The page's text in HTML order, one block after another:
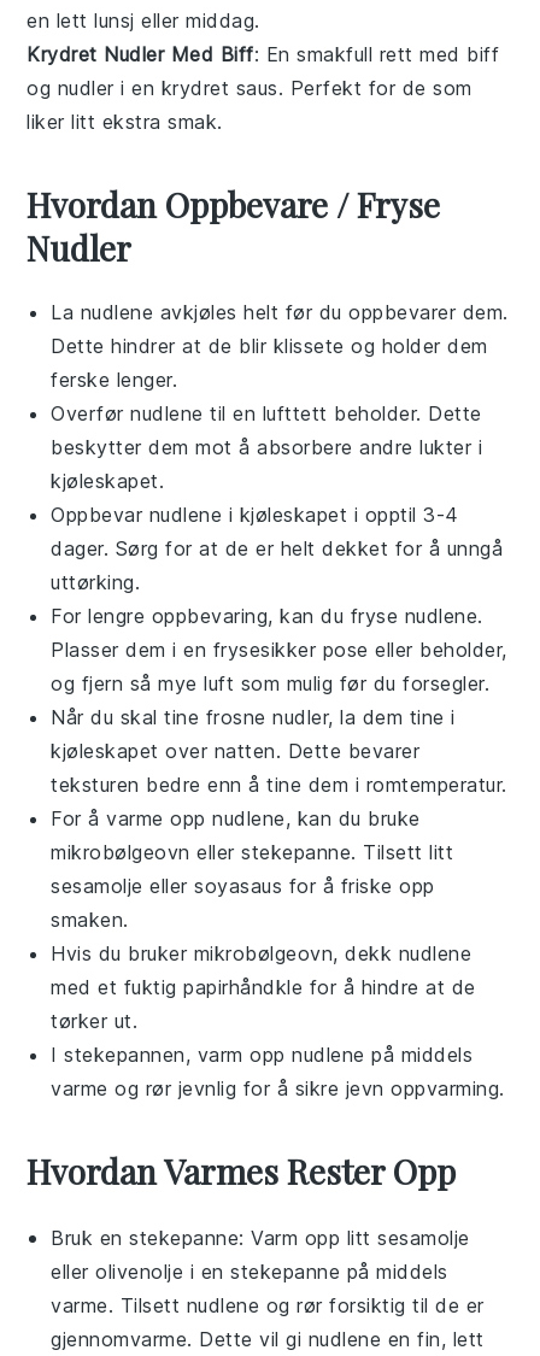
en lett lunsj eller middag.
Krydret Nudler Med Biff: En smakfull rett med biff
og nudler i en krydret saus. Perfekt for de som
liker litt ekstra smak.
Hvordan Oppbevare / Fryse
Nudler
La nudlene avkjøles helt før du oppbevarer dem.
Dette hindrer at de blir klissete og holder dem
ferske lenger.
Overførnudlene til en lufttett beholder. Dette
beskytter dem mot å absorbere andre lukter i
kjøleskapet.
Oppbevar nudlene i kjøleskapet i opptil 3-4
dager. Sørg for at de er helt dekket for å unngå
uttørking.
For lengre oppbevaring, kan du fryse nudlene.
Plasser dem i en frysesikker pose eller beholder,
og fjern så mye luft som mulig før du forsegler.
Når du skal tine frosnenudler, la dem tine i
kjøleskapet over natten. Dette bevarer
teksturen bedre enn å tine dem i romtemperatur.
For å varme oppnudlene, kan du bruke
mikrobølgeovn eller stekepanne. Tilsett litt
sesamolje ellersoyasaus for å friske opp
smaken.
Hvis du bruker mikrobølgeovn, dekk nudlene
med et fuktig papirhåndkle for å hindre at de
tørker ut.
I stekepannen, varm oppnudlene på middels
varme og rør jevnlig for å sikre jevn oppvarming.
Hvordan Varmes Rester Opp
Bruk en stekepanne: Varm opp littsesamolje
ellerolivenolje i en stekepanne på middels
varme. Tilsett nudlene og rør forsiktig til de er
gjennomvarme. Dette vil gi nudlene en fin, lett